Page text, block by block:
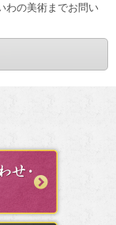
わの美術までお問い